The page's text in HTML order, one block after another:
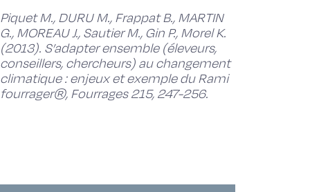
Piquet M., DURU M., Frappat B., MARTIN
G., MOREAU J., Sautier M., Gin P., Morel K.
(2013). S’adapter ensemble (éleveurs,
conseillers, chercheurs) au changement
climatique : enjeux et exemple du Rami
fourrager®, Fourrages 215, 247-256.